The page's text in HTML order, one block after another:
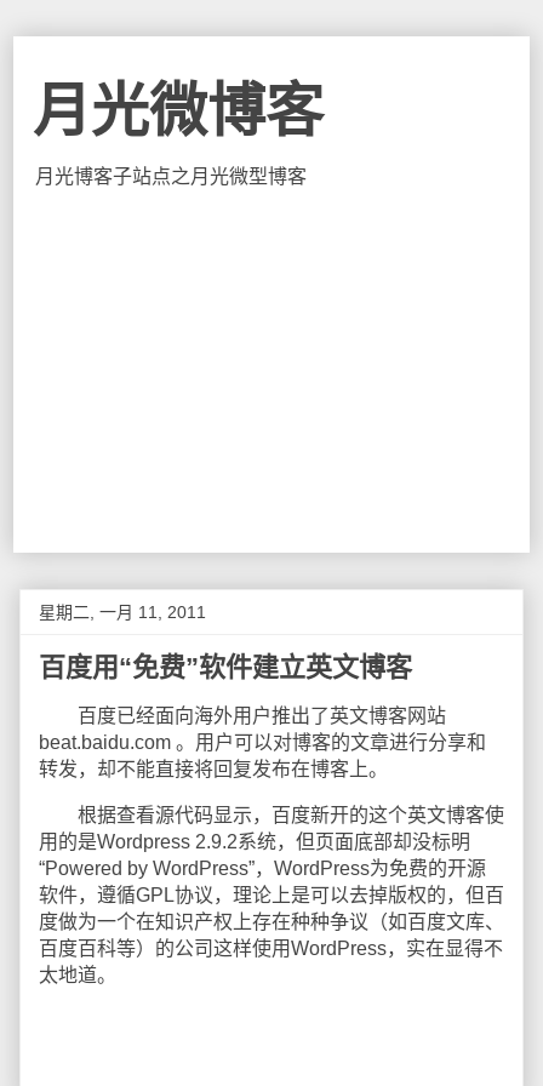
月光微博客
月光博客子站点之月光微型博客
星期二, 一月 11, 2011
百度用“免费”软件建立英文博客
百度已经面向海外用户推出了英文博客网站
beat.baidu.com 。用户可以对博客的文章进行分享和
转发，却不能直接将回复发布在博客上。
根据查看源代码显示，百度新开的这个英文博客使
用的是Wordpress 2.9.2系统，但页面底部却没标明
“Powered by WordPress”，WordPress为免费的开源
软件，遵循GPL协议，理论上是可以去掉版权的，但百
度做为一个在知识产权上存在种种争议（如百度文库、
百度百科等）的公司这样使用WordPress，实在显得不
太地道。